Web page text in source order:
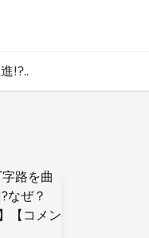
!?..